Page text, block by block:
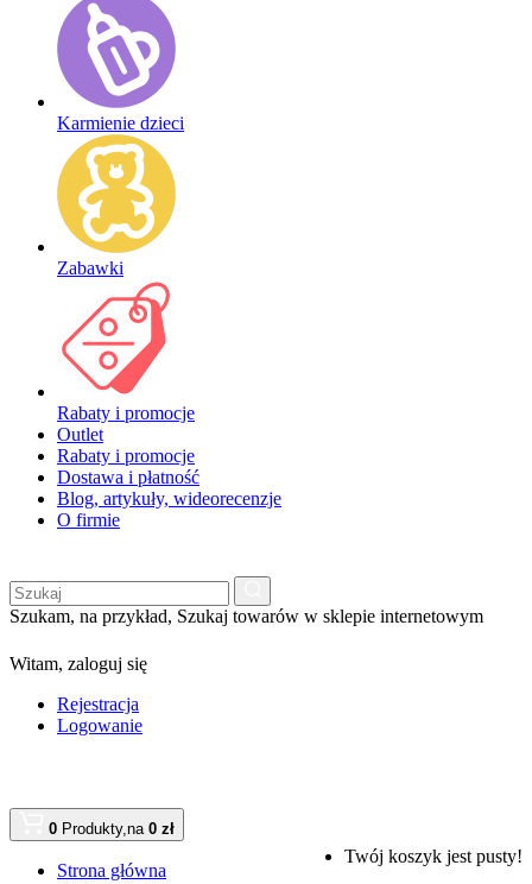
Karmienie dzieci
Zabawki
Rabaty i promocje
Outlet
Rabaty i promocje
Dostawa i płatność
Blog, artykuły, wideorecenzje
O firmie
Szukam, na przykład, Szukaj towarów w sklepie internetowym
Witam, zaloguj się
Rejestracja
Logowanie
0 Produkty,na 0 zł
Twój koszyk jest pusty!
Strona główna